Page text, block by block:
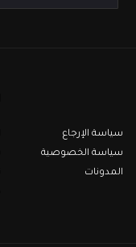
سياسة الإرجاع
سياسة الخصوصية
المدونات